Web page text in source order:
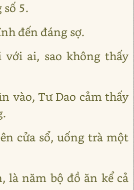
5.
đến đáng sợ.
ai, sao không thấy
vào, Tư Dao cảm thấy
cửa sổ, uống trà một
là năm bộ đồ ăn kể cả